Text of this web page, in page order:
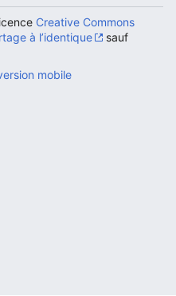
Creative Commons
à l’identique
sauf
mobile